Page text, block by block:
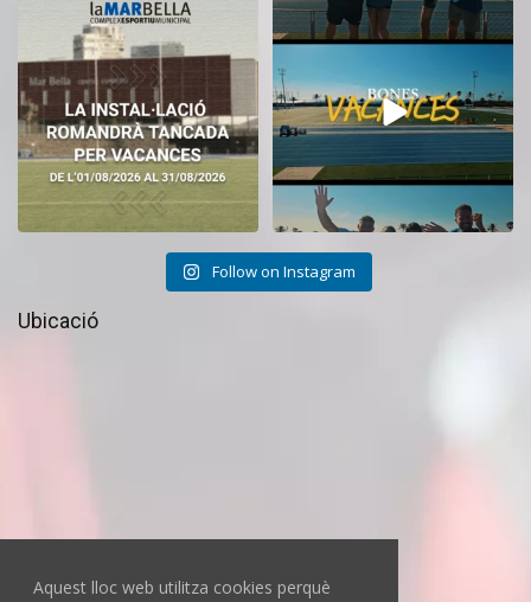
Aquest lloc web utilitza cookies perquè
El CEM La Mar Bella romandrà
tancat durant el...
11
Tanquem una nova temporada al
CEM La Mar Bella. ...
Follow on Instagram
Ubicació